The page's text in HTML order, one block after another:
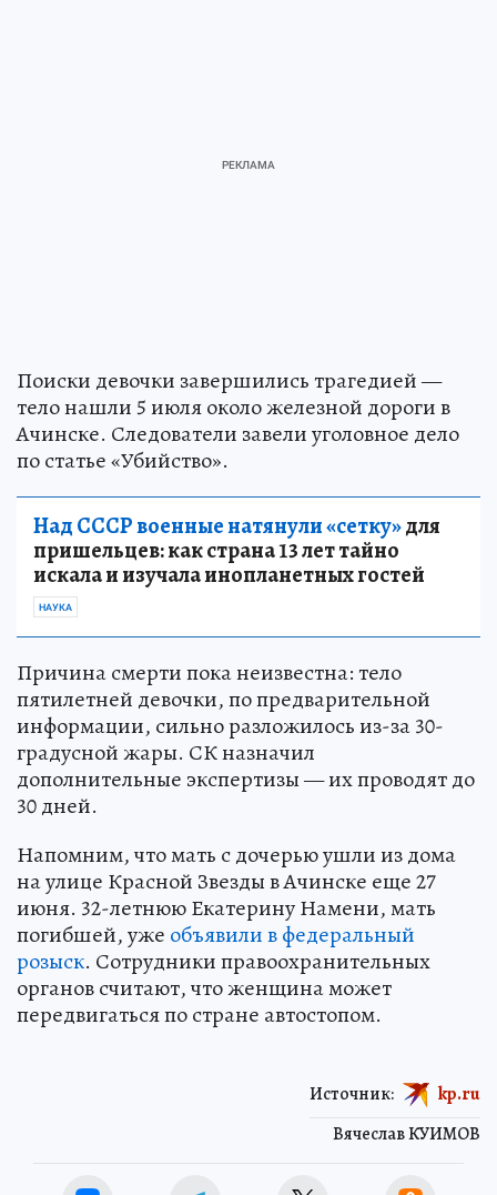
Поиски девочки завершились трагедией —
тело нашли 5 июля около железной дороги в
Ачинске. Следователи завели уголовное дело
по статье «Убийство».
Над СССР военные натянули «сетку»для
пришельцев: как страна 13 лет тайно
искала и изучала инопланетных гостей
НАУКА
Причина смерти пока неизвестна: тело
пятилетней девочки, по предварительной
информации, сильно разложилось из-за 30-
градусной жары. СК назначил
дополнительные экспертизы — их проводят до
30 дней.
Напомним, что мать с дочерью ушли из дома
на улице Красной Звезды в Ачинске еще 27
июня. 32-летнюю Екатерину Намени, мать
погибшей, уже объявили в федеральный
розыск. Сотрудники правоохранительных
органов считают, что женщина может
передвигаться по стране автостопом.
Вячеслав КУИМОВ
Источник: kp.ru